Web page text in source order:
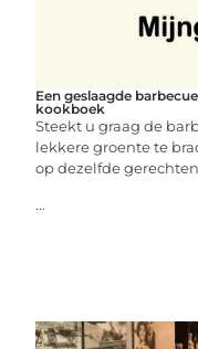
Een geslaagde
kookboek
Steekt u graag de
lekkere groente te
op dezelfde
...